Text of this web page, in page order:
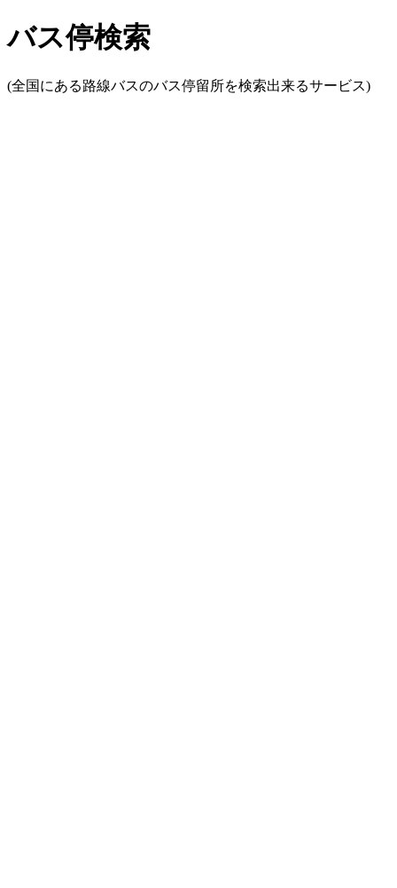
バス停検索
(全国にある路線バスのバス停留所を検索出来るサービス)